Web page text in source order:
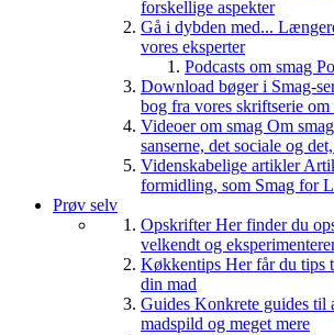
forskellige aspekter
Gå i dybden med...
vores eksperter
Podcasts om smag
Download bøger i Smag-
bog fra vores skriftserie om
Videoer om smag Om
sanserne, det sociale og
Videnskabelige artikler
formidling, som Smag for
Prøv selv
OpskrifterHer finder du
velkendt og
Køkkentips Her får du tips
din mad
Guides Konkrete guides til
madspild og meget mere